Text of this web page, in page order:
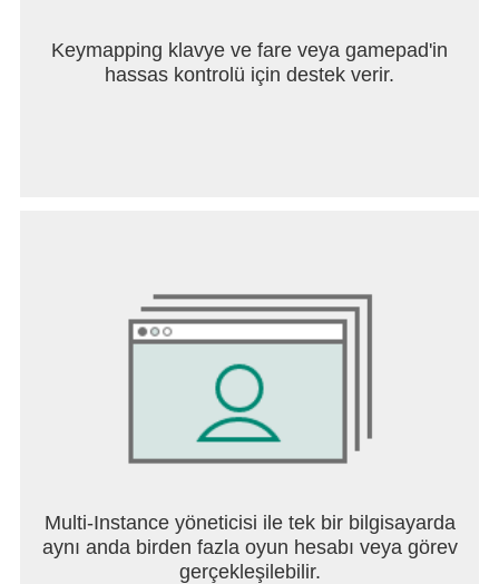
Keymapping klavye ve fare veya gamepad'in
hassas kontrolü için destek verir.
Multi-Instance yöneticisi ile tek bir bilgisayarda
aynı anda birden fazla oyun hesabı veya görev
gerçekleşilebilir.